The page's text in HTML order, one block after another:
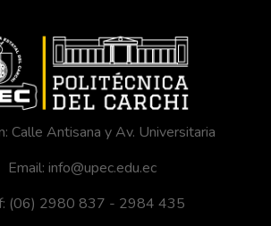
Calle Antisana y Av. Universitaria
Email: info@upec.edu.ec
(06) 2980 837 - 2984 435